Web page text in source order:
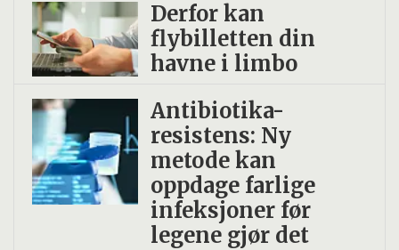
Derfor kan
flybilletten din
havne i limbo
Antibiotika-
resistens: Ny
metode kan
oppdage farlige
infeksjoner før
legene gjør det